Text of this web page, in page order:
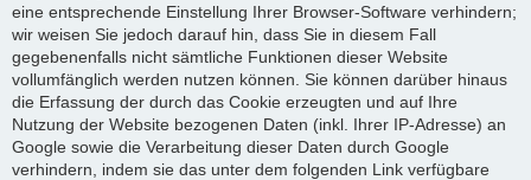
eine entsprechende Einstellung Ihrer Browser-Software verhindern;
wir weisen Sie jedoch darauf hin, dass Sie in diesem Fall
gegebenenfalls nicht sämtliche Funktionen dieser Website
vollumfänglich werden nutzen können. Sie können darüber hinaus
die Erfassung der durch das Cookie erzeugten und auf Ihre
Nutzung der Website bezogenen Daten (inkl. Ihrer IP-Adresse) an
Google sowie die Verarbeitung dieser Daten durch Google
verhindern, indem sie das unter dem folgenden Link verfügbare